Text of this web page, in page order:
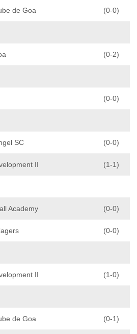
de Goa (0-0)
(0-2)
(0-0)
SC (0-0)
II (1-1)
Academy (0-0)
(0-0)
II (1-0)
de Goa (0-1)